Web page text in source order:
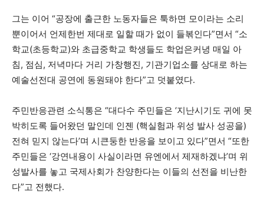
그는 이어 “공장에 출근한 노동자들은 툭하면 모이라는 소리
뿐이어서 언제한번 제대로 일할 때가 없이 들볶인다”면서 “소
학교(초등학교)와 초급중학교 학생들도 학업은커녕 매일 아
침, 점심, 저녁마다 거리 가창행진, 기관기업소를 상대로 하는
예술선전대 공연에 동원돼야 한다”고 덧붙였다.
주민반응관련 소식통은 “대다수 주민들은 ‘지난시기도 귀에 못
박히도록 들어왔던 말인데 인젠 (핵실험과 위성 발사 성공을)
전혀 믿지 않는다’며 시큰둥한 반응을 보이고 있다”면서 “또한
주민들은 ‘강연내용이 사실이라면 유엔에서 제재하겠냐’며 위
성발사를 놓고 국제사회가 찬양한다는 이들의 선전을 비난한
다”고 전했다.